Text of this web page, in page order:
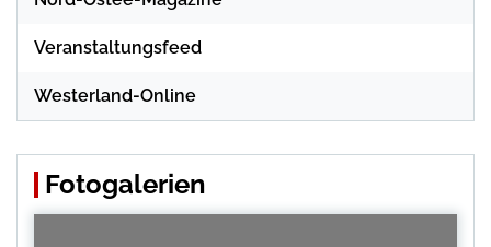
Veranstaltungsfeed
Westerland-Online
Fotogalerien